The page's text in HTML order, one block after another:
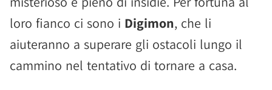
loro fianco ci sono i Digimon, che li
aiuteranno a superare gli ostacoli lungo il
cammino nel tentativo di tornare a casa.